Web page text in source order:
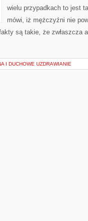
wielu przypadkach to jest
mówi, iż mężczyźni nie
są takie, że zwłaszcza
I DUCHOWE UZDRAWIANIE